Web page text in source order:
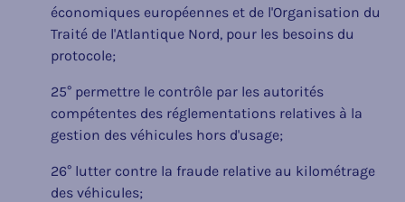
économiques européennes et de l'Organisation du
Traité de l'Atlantique Nord, pour les besoins du
protocole;
25° permettre le contrôle par les autorités
compétentes des réglementations relatives à la
gestion des véhicules hors d'usage;
26° lutter contre la fraude relative au kilométrage
des véhicules;